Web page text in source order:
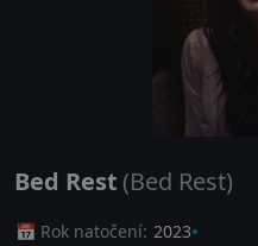
Bed Rest (Bed Rest)
📅 Rok natočení: 2023